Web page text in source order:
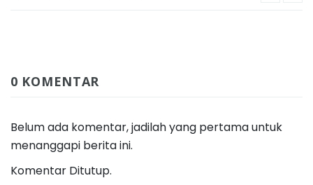
0 KOMENTAR
Belum ada komentar, jadilah yang pertama untuk
menanggapi berita ini.
Komentar Ditutup.